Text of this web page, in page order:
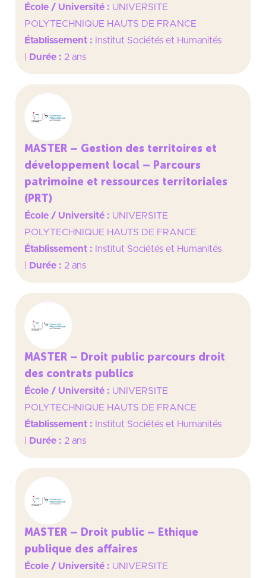
École / Université : UNIVERSITE
POLYTECHNIQUE HAUTS DE FRANCE
Établissement :
Institut Sociétés et Humanités
Durée : 2 ans
MASTER – Gestion des territoires et
développement local – Parcours
patrimoine et ressources territoriales
(PRT)
École / Université : UNIVERSITE
POLYTECHNIQUE HAUTS DE FRANCE
Établissement :
Institut Sociétés et Humanités
Durée : 2 ans
MASTER – Droit public parcours droit
des contrats publics
École / Université : UNIVERSITE
POLYTECHNIQUE HAUTS DE FRANCE
Établissement :
Institut Sociétés et Humanités
Durée : 2 ans
MASTER – Droit public – Ethique
publique des affaires
École / Université : UNIVERSITE